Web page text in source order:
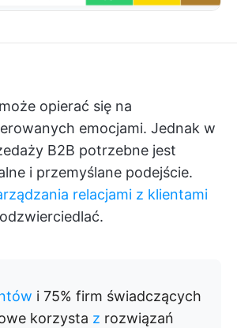
opierać się na
emocjami. Jednak w
B2B potrzebne jest
i przemyślane podejście.
relacjami z klientami
i 75% firm świadczących
korzysta z rozwiązań